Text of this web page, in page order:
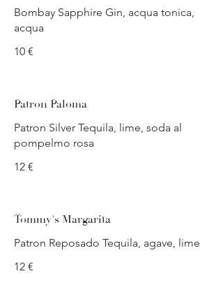
Bombay Sapphire Gin, acqua tonica,
acqua
10 €
Patron Paloma
Patron Silver Tequila, lime, soda al
pompelmo rosa
12 €
Tommy's Margarita
Patron Reposado Tequila, agave, lime
12 €